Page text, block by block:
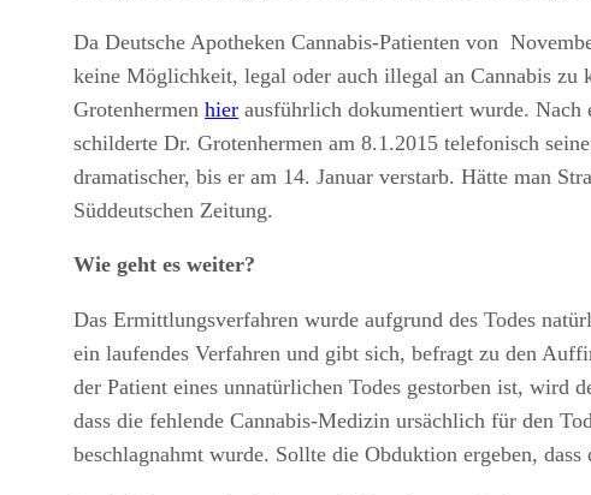
Da Deutsche Apotheken Cannabis-Patienten von
keine Möglichkeit, legal oder auch illegal an Cannabis zu
Grotenhermenhier ausführlich dokumentiert wurde. Nach
schilderte Dr. Grotenhermen am 8.1.2015 telefonisch
dramatischer, bis er am 14. Januar verstarb. Hätte man
Süddeutschen Zeitung.
Wie geht es weiter?
Das Ermittlungsverfahren wurde aufgrund des Todes
ein laufendes Verfahren und gibt sich, befragt zu den
der Patient eines unnatürlichen Todes gestorben ist, wird
dass die fehlende Cannabis-Medizin ursächlich für den
beschlagnahmt wurde. Sollte die Obduktion ergeben,